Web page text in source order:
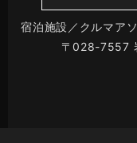
宿泊施設／クルマア
〒028-7557